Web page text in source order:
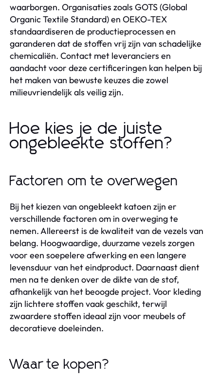
waarborgen. Organisaties zoals GOTS (Global
Organic Textile Standard) en OEKO-TEX
standaardiseren de productieprocessen en
garanderen dat de stoffen vrij zijn van schadelijke
chemicaliën. Contact met leveranciers en
aandacht voor deze certificeringen kan helpen bij
het maken van bewuste keuzes die zowel
milieuvriendelijk als veilig zijn.
Hoe kies je de juiste
ongebleekte stoffen?
Factoren om te overwegen
Bij het kiezen van ongebleekt katoen zijn er
verschillende factoren om in overweging te
nemen. Allereerst is de kwaliteit van de vezels van
belang. Hoogwaardige, duurzame vezels zorgen
voor een soepelere afwerking en een langere
levensduur van het eindproduct. Daarnaast dient
men na te denken over de dikte van de stof,
afhankelijk van het beoogde project. Voor kleding
zijn lichtere stoffen vaak geschikt, terwijl
zwaardere stoffen ideaal zijn voor meubels of
decoratieve doeleinden.
Waar te kopen?